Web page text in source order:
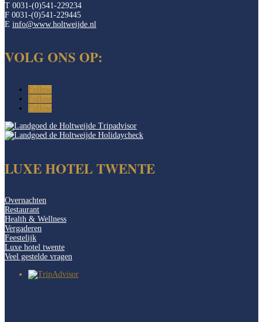
T 0031-(0)541-229234
F 0031-(0)541-229445
E info@www.holtweijde.nl
VOLG ONS OP:
Follow
Follow
Follow
LUXE HOTEL TWENTE
Overnachten
Restaurant
Health & Wellness
Vergaderen
Feestelijk
Luxe hotel twente
Veel gestelde vragen